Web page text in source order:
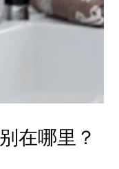
在哪里？